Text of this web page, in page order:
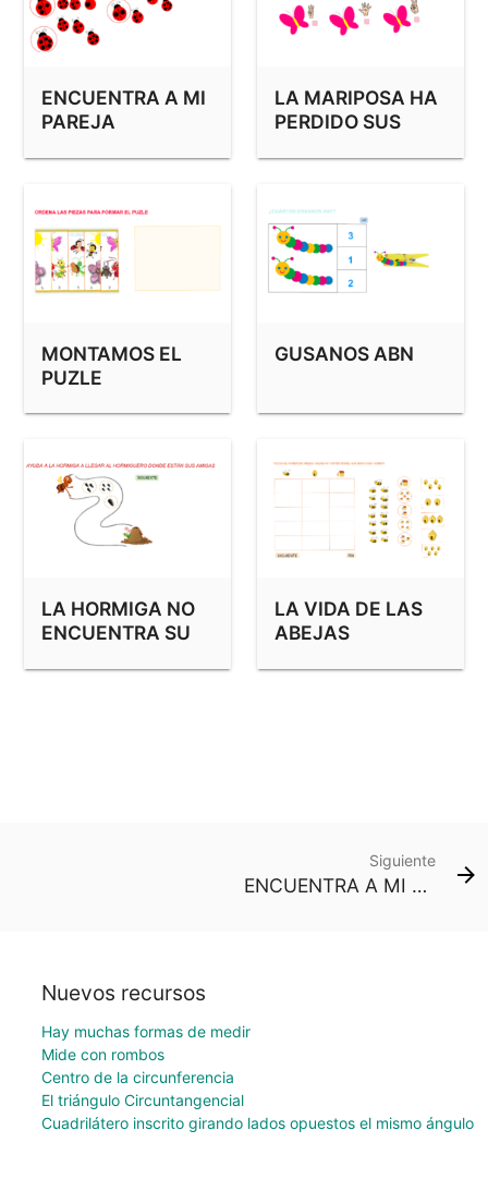
ENCUENTRA A MI
PAREJA
LA MARIPOSA HA
PERDIDO SUS
MONTAMOS EL
PUZLE
GUSANOS ABN
LA HORMIGA NO
ENCUENTRA SU
LA VIDA DE LAS
ABEJAS
Siguiente
ENCUENTRA A MI PAREJA
Nuevos recursos
Hay muchas formas de medir
Mide con rombos
Centro de la circunferencia
El triángulo Circuntangencial
Cuadrilátero inscrito girando lados opuestos el mismo ángulo